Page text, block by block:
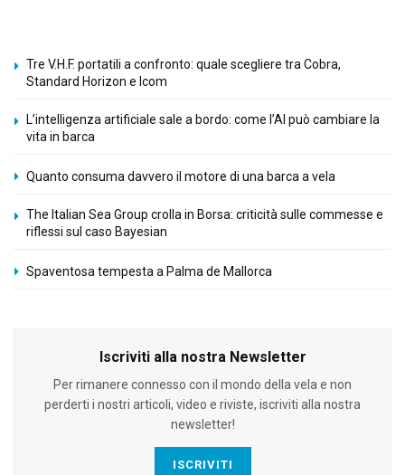
Tre V.H.F. portatili a confronto: quale scegliere tra Cobra,
Standard Horizon e Icom
L’intelligenza artificiale sale a bordo: come l’AI può cambiare la
vita in barca
Quanto consuma davvero il motore di una barca a vela
The Italian Sea Group crolla in Borsa: criticità sulle commesse e
riflessi sul caso Bayesian
Spaventosa tempesta a Palma de Mallorca
Iscriviti alla nostra Newsletter
Per rimanere connesso con il mondo della vela e non
perderti i nostri articoli, video e riviste, iscriviti alla nostra
newsletter!
ISCRIVITI